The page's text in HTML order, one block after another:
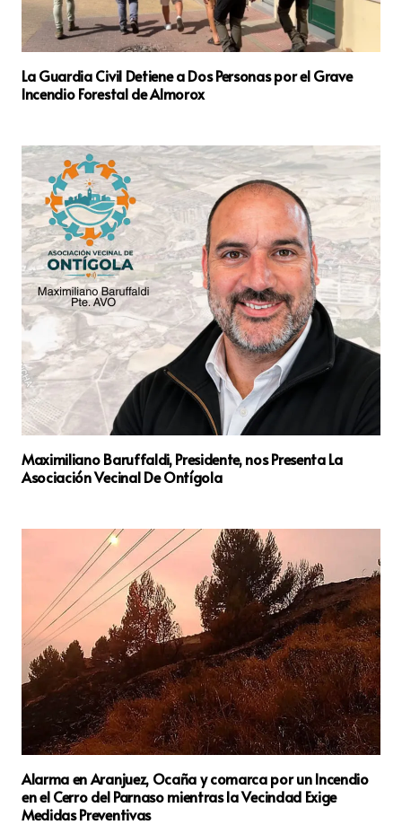
La Guardia Civil Detiene a Dos Personas por el Grave
Incendio Forestal de Almorox
Maximiliano Baruffaldi, Presidente, nos Presenta La
Asociación Vecinal De Ontígola
Alarma en Aranjuez, Ocaña y comarca por un Incendio
en el Cerro del Parnaso mientras la Vecindad Exige
Medidas Preventivas